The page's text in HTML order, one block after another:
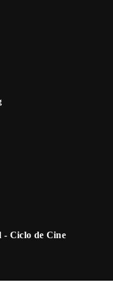
- Ciclo de Cine